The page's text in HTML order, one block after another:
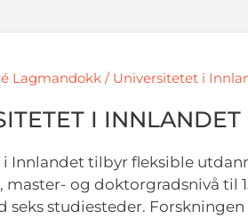
Lagmandokk / Universitetet i
I INNLANDET
Innlandet tilbyr fleksible
master- og doktorgradsnivå til
seks studiesteder.